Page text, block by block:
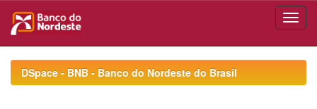
navigationDSpace - BNB - Banco do Nordeste do Brasil